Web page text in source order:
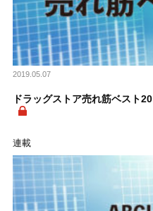
2019.05.07
ドラッグストア売れ筋ベスト
連載